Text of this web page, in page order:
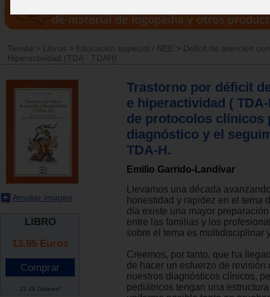
Tienda > Libros > Educación especial / NEE > Déficit de atención
Hiperactividad (TDA - TDAH)
Ampliar imagen
LIBRO
13.95 Euros
15.48 Dólares*
Trastorno por déficit
e hiperactividad (
de protocolos clínicos
diagnóstico y el
TDA-H.
Emilio Garrido-Landívar
Llevamos una década
honestidad y rapidez en el tema
día existe una mayor
entre las familias y los
sobre el tema es multidisciplinar
Creemos, por tanto, que ha
de hacer un esfuerzo de revisión
nuestros diagnósticos clínicos,
pediátricos tengan una